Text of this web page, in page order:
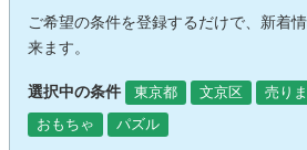
ご希望の条件を登録するだけで、新着
来ます。
選択中の条件 東京都 文京区
売り
おもちゃ
パズル